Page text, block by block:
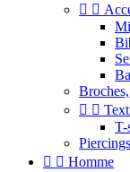
 
 
T-
Piercings
  Homme